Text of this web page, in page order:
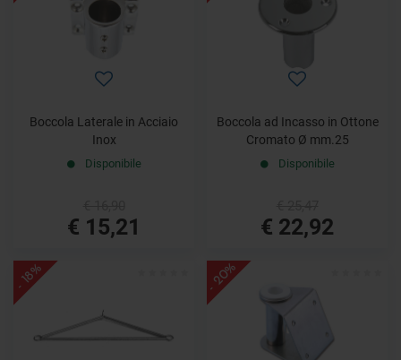
Boccola Laterale in Acciaio
Inox
Disponibile
€ 15,21
Boccola ad Incasso in Ottone
Cromato Ø mm.25
Disponibile
€ 22,92
- 18% - 20%